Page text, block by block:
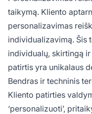
rezultatas.
taikymą. Kliento
personalizavimas
individualizavimą. Šis
individualų, skirtingą
patirtis yra unikalaus
Bendras ir techninis
Kliento patirties
‘personalizuoti’,